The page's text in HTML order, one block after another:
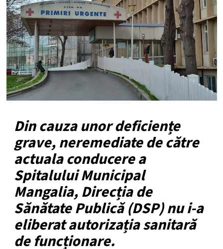
Din cauza unor deficiențe
grave, neremediate de către
actuala conducere a
Spitalului Municipal
Mangalia, Direcția de
Sănătate Publică (DSP) nu i-a
eliberat autorizația sanitară
de funcționare.